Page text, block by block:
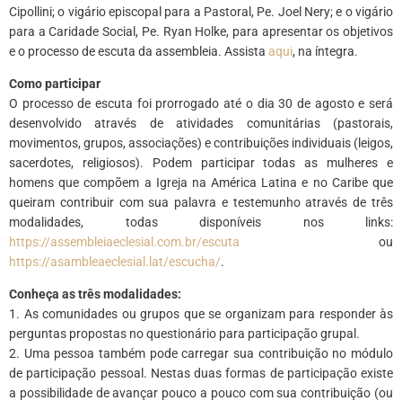
Cipollini; o vigário episcopal para a Pastoral, Pe. Joel Nery; e o vigário
para a Caridade Social, Pe. Ryan Holke, para apresentar os objetivos
e o processo de escuta da assembleia. Assista aqui, na íntegra.
Como participar
O processo de escuta foi prorrogado até o dia 30 de agosto e será
desenvolvido através de atividades comunitárias (pastorais,
movimentos, grupos, associações) e contribuições individuais (leigos,
sacerdotes, religiosos). Podem participar todas as mulheres e
homens que compõem a Igreja na América Latina e no Caribe que
queiram contribuir com sua palavra e testemunho através de três
modalidades, todas disponíveis nos links:
https://assembleiaeclesial.com.br/escuta ou
https://asambleaeclesial.lat/escucha/.
Conheça as três modalidades:
1. As comunidades ou grupos que se organizam para responder às
perguntas propostas no questionário para participação grupal.
2. Uma pessoa também pode carregar sua contribuição no módulo
de participação pessoal. Nestas duas formas de participação existe
a possibilidade de avançar pouco a pouco com sua contribuição (ou